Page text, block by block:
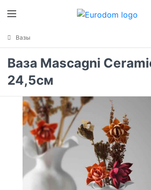
Вазы
Ваза Mascagni
24,5см